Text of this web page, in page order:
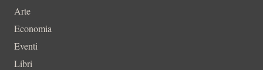
Arte
Economia
Eventi
Libri